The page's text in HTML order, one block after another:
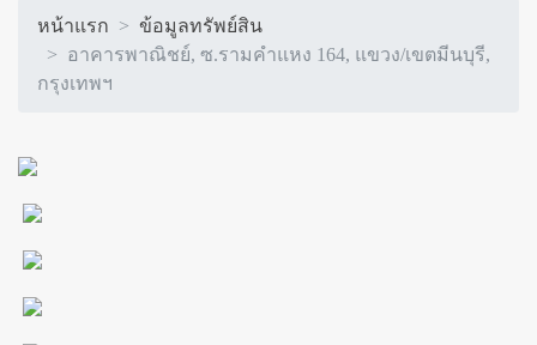
หน้าแรก
ข้อมูลทรัพย์สิน
อาคารพาณิชย์, ซ.รามคำแหง 164, แขวง/เขตมีนบุรี,
กรุงเทพฯ